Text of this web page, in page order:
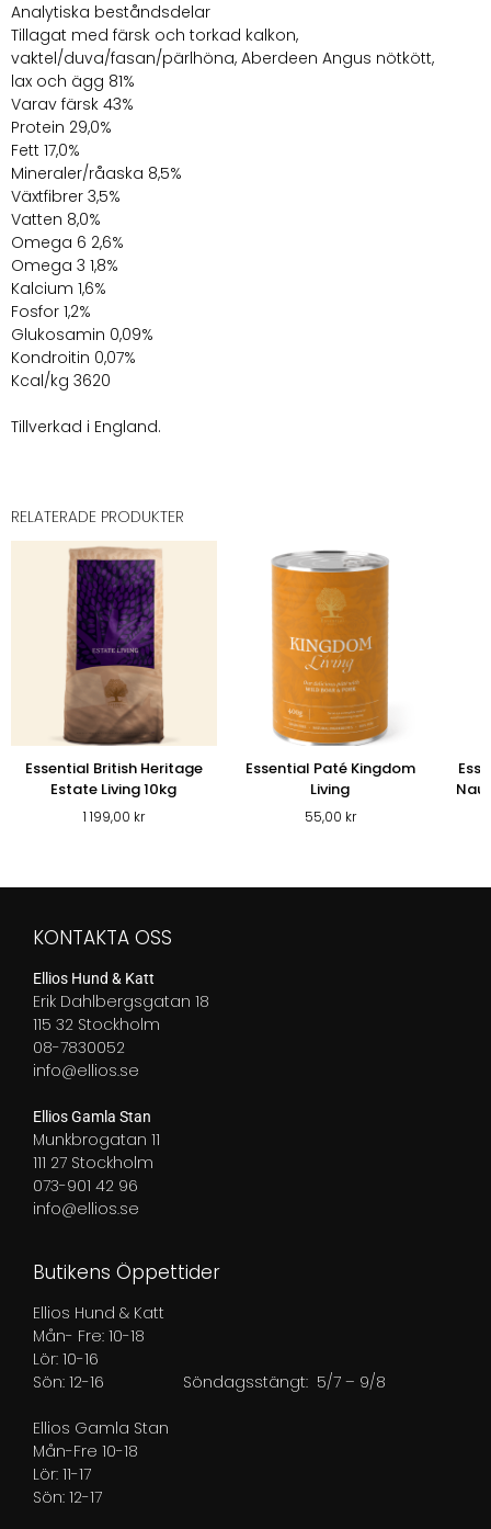
Analytiska beståndsdelar
Tillagat med färsk och torkad kalkon,
vaktel/duva/fasan/pärlhöna, Aberdeen Angus nötkött,
lax och ägg 81%
Varav färsk 43%
Protein 29,0%
Fett 17,0%
Mineraler/råaska 8,5%
Växtfibrer 3,5%
Vatten 8,0%
Omega 6 2,6%
Omega 3 1,8%
Kalcium 1,6%
Fosfor 1,2%
Glukosamin 0,09%
Kondroitin 0,07%
Kcal/kg 3620
Tillverkad i England.
RELATERADE PRODUKTER
Essential British Heritage
Estate Living 10kg
1 199,00 kr
Essential Paté Kingdom
Living
55,00 kr
KONTAKTA OSS
Ellios Hund & Katt
Erik Dahlbergsgatan 18
115 32 Stockholm
08-7830052
info@ellios.se
Ellios Gamla Stan
Munkbrogatan 11
111 27 Stockholm
073-901 42 96
info@ellios.se
Butikens Öppettider
Ellios Hund & Katt
Mån- Fre: 10-18
Lör: 10-16
Sön: 12-16 Söndagsstängt: 5/7 – 9/8
Ellios Gamla Stan
Mån-Fre 10-18
Lör: 11-17
Sön: 12-17